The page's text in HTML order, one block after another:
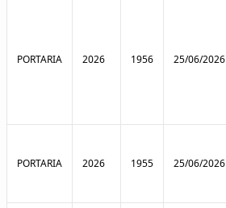
PORTARIA 2026 1956 25/06/2026
PORTARIA 2026 1955 25/06/2026